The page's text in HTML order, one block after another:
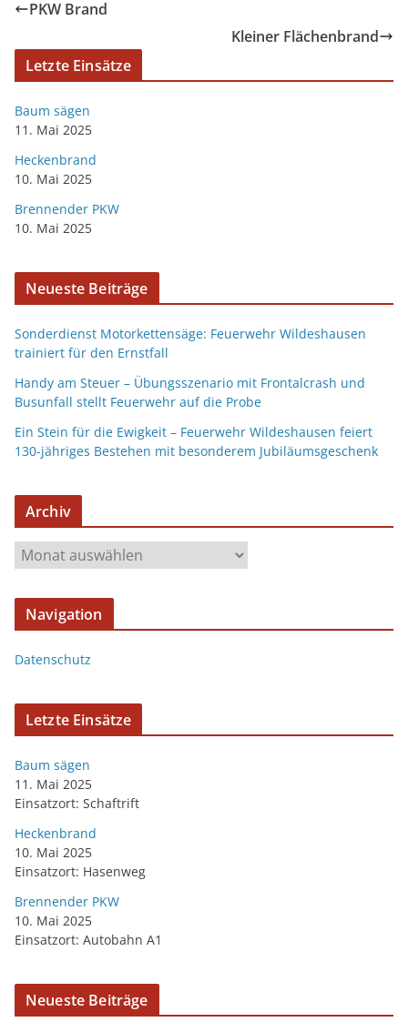
PKW Brand
Kleiner Flächenbrand
Letzte Einsätze
Baum sägen
11. Mai 2025
Heckenbrand
10. Mai 2025
Brennender PKW
10. Mai 2025
Neueste Beiträge
Sonderdienst Motorkettensäge: Feuerwehr Wildeshausen
trainiert für den Ernstfall
Handy am Steuer – Übungsszenario mit Frontalcrash und
Busunfall stellt Feuerwehr auf die Probe
Ein Stein für die Ewigkeit – Feuerwehr Wildeshausen feiert
130-jähriges Bestehen mit besonderem Jubiläumsgeschenk
Archiv
Navigation
Datenschutz
Letzte Einsätze
Baum sägen
11. Mai 2025
Einsatzort: Schaftrift
Heckenbrand
10. Mai 2025
Einsatzort: Hasenweg
Brennender PKW
10. Mai 2025
Einsatzort: Autobahn A1
Neueste Beiträge